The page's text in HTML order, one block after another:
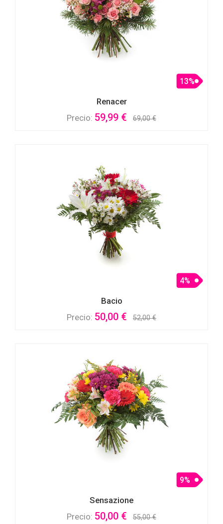
Renacer
13%
Precio: 59,99 € 69,00 €
Bacio
4%
Precio: 50,00 € 52,00 €
Sensazione
9%
Precio: 50,00 € 55,00 €